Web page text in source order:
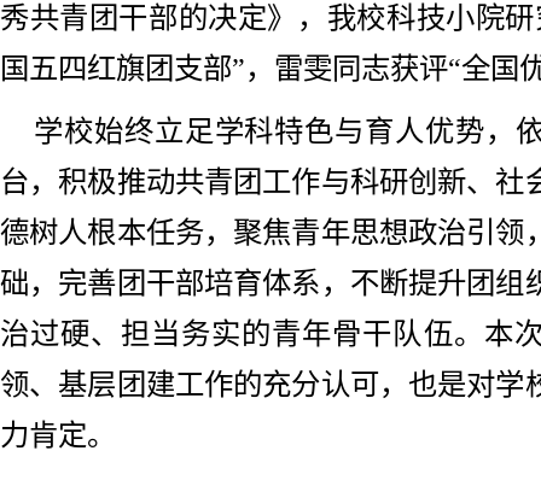
秀共青团干部的决定》，我校科技小院
国五四红旗团支部”， 雷雯同志获评“全国
学校始终立足学科特色与育人优势，
台，积极推动共青团工作与科研创新、社
德树人根本任务，聚焦青年思想政治引领
础，完善团干部培育体系，不断提升团组
治过硬、担当务实的青年骨干队伍。 本
领、基层团建工作的充分认可，也是对学
力肯定。